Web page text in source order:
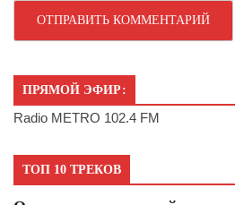
ПРЯМОЙ ЭФИР:
Radio METRO 102.4 FM
ТОП 10 ТРЕКОВ